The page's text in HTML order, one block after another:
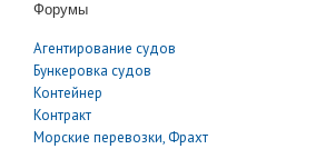
Форумы
Агентирование судов
Бункеровка судов
Контейнер
Контракт
Морские перевозки, Фрахт